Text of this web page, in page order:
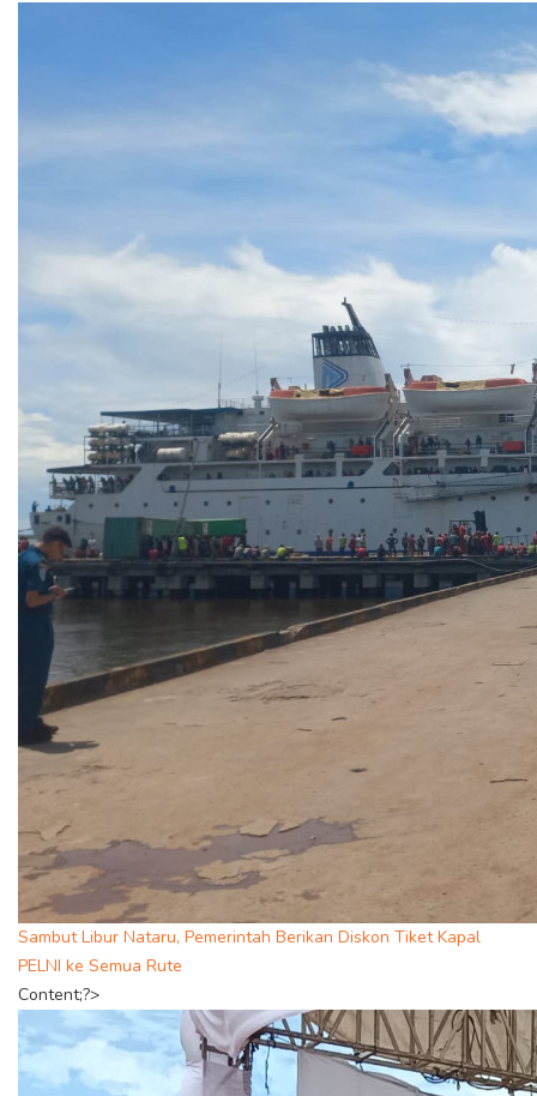
Sambut Libur Nataru, Pemerintah Berikan Diskon Tiket Kapal
PELNI ke Semua Rute
Content;?>